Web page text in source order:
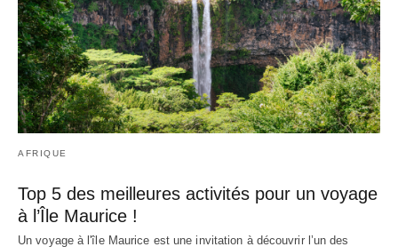
AFRIQUE
Top 5 des meilleures activités pour un voyage
à l’Île Maurice !
Un voyage à l'île Maurice est une invitation à découvrir l’un des